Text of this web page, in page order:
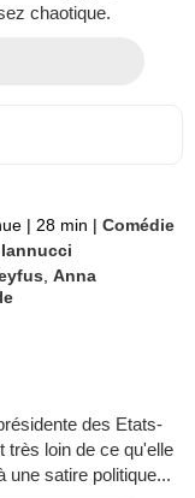
chaotique.
| 28 min | Comédie
,Anna
des Etats-
très loin de ce qu'elle
une satire politique...